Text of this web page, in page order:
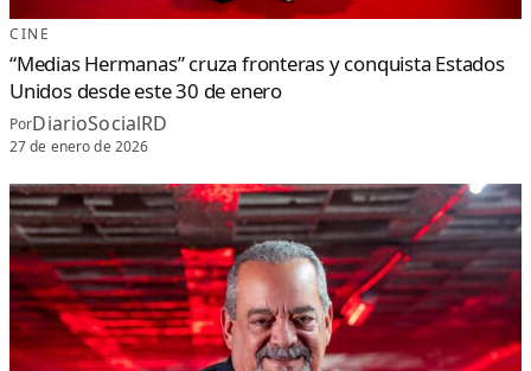
CINE
“Medias Hermanas” cruza fronteras y conquista Estados
Unidos desde este 30 de enero
PorDiarioSocialRD
27 de enero de 2026